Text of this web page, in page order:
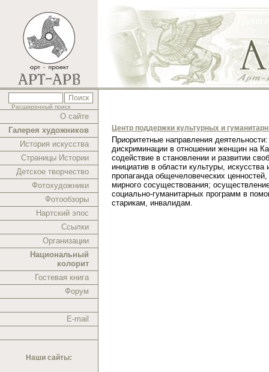
Расширенный поиск
О сайте
Галерея художников
История искусства
Страницы Истории
Детское творчество
Фотохудожники
Фотообзоры
Нартский эпос
Ссылки
Организации
Национальный
колорит
Гостевая книга
Форум
E-mail
Наши сайты:
Центр поддержки культурных и
Приоритетные направления
дискриминации в отношении женщин на
содействие в становлении и развитии
инициатив в области культуры, искусства
пропаганда общечеловеческих
мирного сосуществования;
социально-гуманитарных программ в
старикам, инвалидам.